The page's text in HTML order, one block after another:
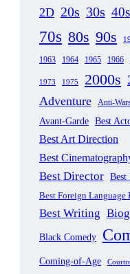
2D 20s 30s 40s
70s 80s 90s
1963 1964 1965 1966
1973 1975 2000s
Adventure Anti-
Avant-Garde Best
Best Art Direction
Best
Best Director Best
Best Foreign Language
Best Writing
Black Comedy
Coming-of-Age